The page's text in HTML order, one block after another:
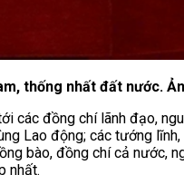
thống nhất đất nước.
các đồng chí lãnh đạo,
Lao động; các tướng
bào, đồng chí cả nước,
nhất.